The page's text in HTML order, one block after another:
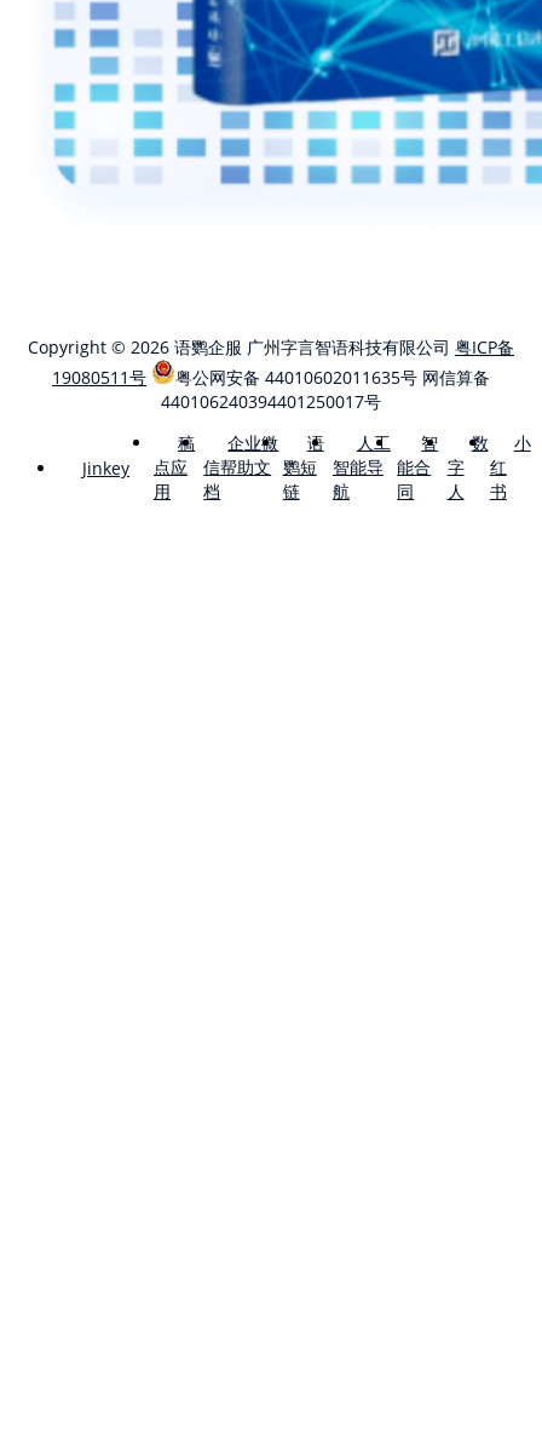
Copyright © 2026 语鹦企服 广州字言智语科技有限公司 粤ICP备
19080511号
粤公网安备 44010602011635号 网信算备
440106240394401250017号
Jinkey
稿
点应
用
企业微
信帮助文
档
语
鹦短
链
人工
智能导
航
智
能合
同
数
字
人
小
红
书